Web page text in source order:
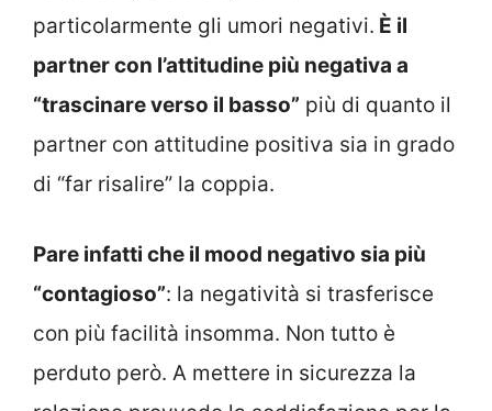
particolarmente gli umori negativi. È il
partner con l’attitudine più negativa a
“trascinare verso il basso” più di quanto il
partner con attitudine positiva sia in grado
di “far risalire” la coppia.
Pare infatti che il mood negativo sia più
“contagioso”: la negatività si trasferisce
con più facilità insomma. Non tutto è
perduto però. A mettere in sicurezza la